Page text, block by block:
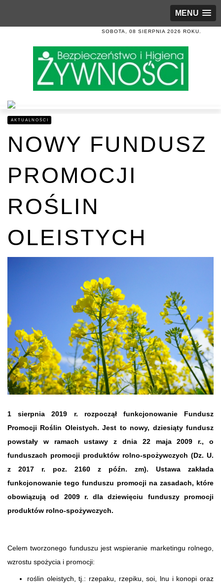
MENU
SOBOTA, 08 SIERPNIA 2026 ROKU.
AKTUALNOŚCI
NOWY FUNDUSZ
PROMOCJI
ROŚLIN
OLEISTYCH
1 sierpnia 2019 r. rozpoczął funkcjonowanie Fundusz
Promocji Roślin Oleistych. Jest to nowy, dziesiąty fundusz
powstały w ramach ustawy z dnia 22 maja 2009 r., o
funduszach promocji produktów rolno-spożywczych (Dz. U.
z 2017 r. poz. 2160 z późn. zm). Ustawa zakłada
funkcjonowanie tego funduszu promocji na zasadach, które
obowiązują od 2009 r. dla dziewięciu funduszy promocji
produktów rolno-spożywczych.
Celem tworzonego funduszu jest wspieranie marketingu rolnego,
wzrostu spożycia i promocji:
roślin oleistych, tj.: rzepaku, rzepiku, soi, lnu i konopi oraz